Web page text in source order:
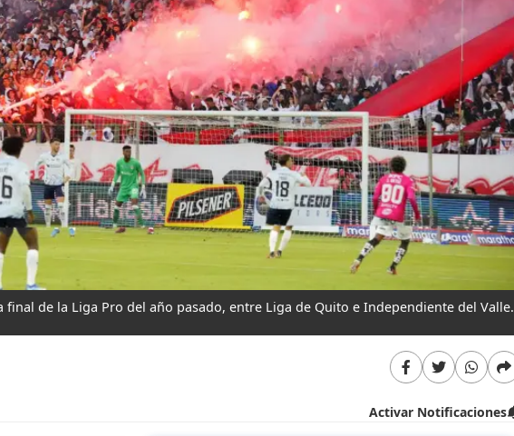
de la Liga Pro del año pasado, entre Liga de Quito e Independiente del Valle.
Activar Notificaciones